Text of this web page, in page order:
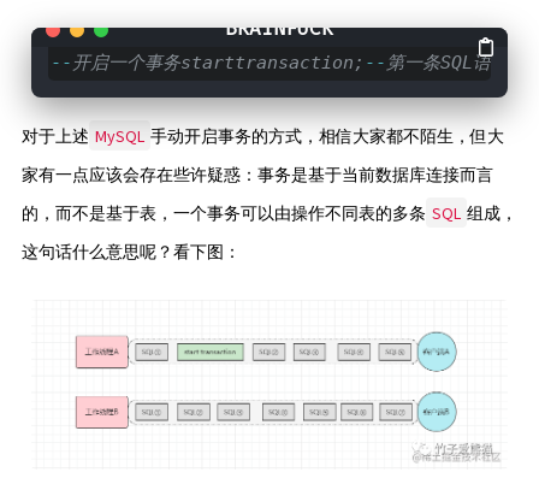
-- 开启一个事务starttransaction; -- 第一条SQL语句
对于上述 MySQL 手动开启事务的方式，相信大家都不陌生，但大
家有一点应该会存在些许疑惑：事务是基于当前数据库连接而言
的，而不是基于表，一个事务可以由操作不同表的多条 SQL 组成，
这句话什么意思呢？看下图：